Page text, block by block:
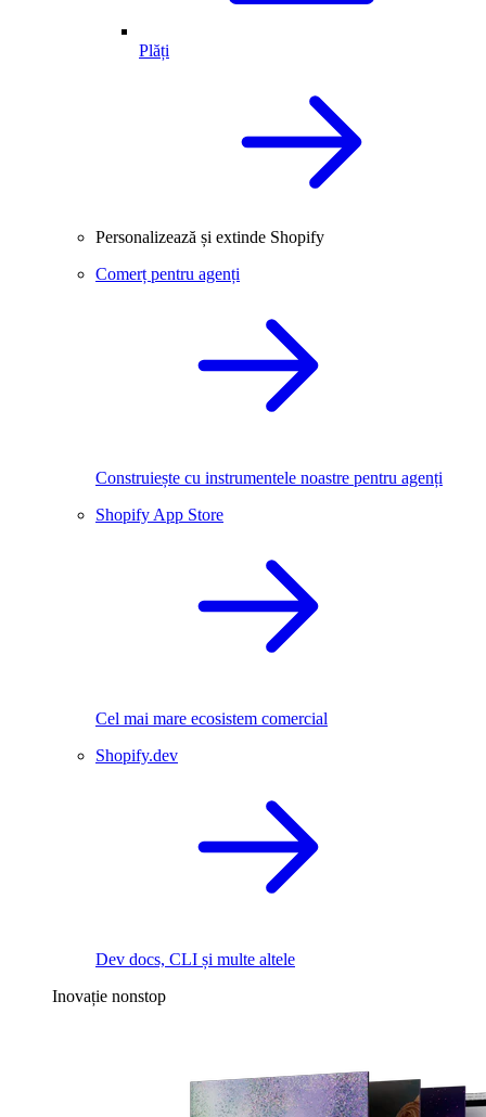
Plăți
Personalizează și extinde Shopify
Comerț pentru agenți
Construiește cu instrumentele noastre pentru agenți
Shopify App Store
Cel mai mare ecosistem comercial
Shopify.dev
Dev docs, CLI și multe altele
Inovație nonstop